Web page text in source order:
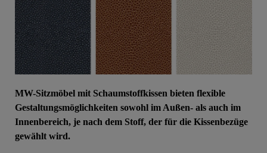
MW-Sitzmöbel mit Schaumstoffkissen bieten flexible
Gestaltungsmöglichkeiten sowohl im Außen- als auch im
Innenbereich, je nach dem Stoff, der für die Kissenbezüge
gewählt wird.